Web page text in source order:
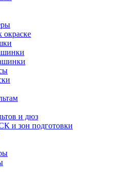
окраске
и дюз
и зон подготовки